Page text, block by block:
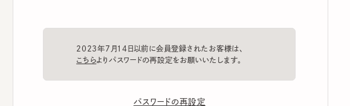
2023年7月14日以前に会員登録されたお客様は、
パスワードの再設定